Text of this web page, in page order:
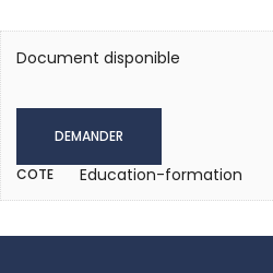
Document disponible
DEMANDER
COTE Education-formation